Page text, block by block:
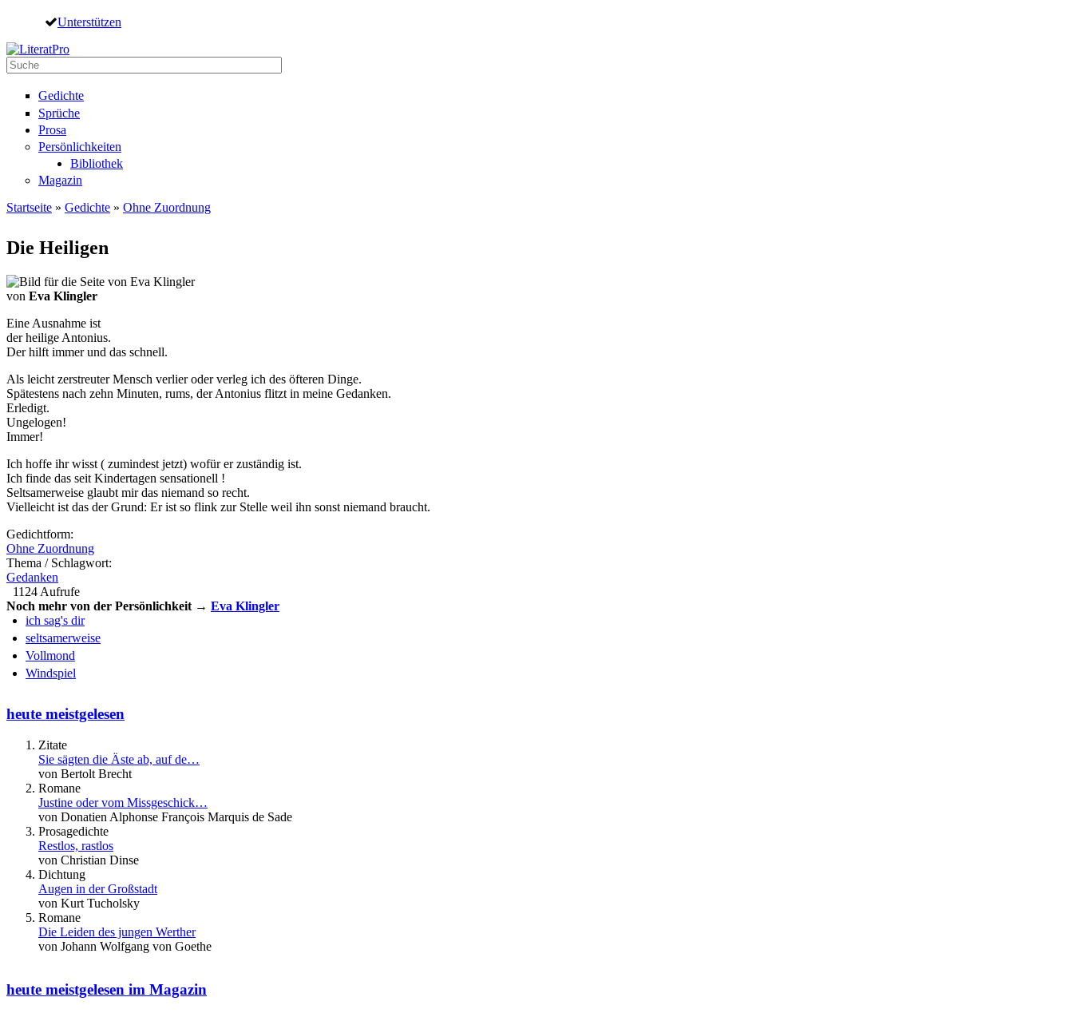
Direkt zum Inhalt
Unterstützen
Suche
Gedichte
Sprüche
Prosa
Persönlichkeiten
Bibliothek
Magazin
Startseite » Gedichte » Ohne Zuordnung
Die Heiligen
von Eva Klingler
Eine Ausnahme ist
der heilige Antonius.
Der hilft immer und das schnell.
Als leicht zerstreuter Mensch verlier oder verleg ich des öfteren Dinge.
Spätestens nach zehn Minuten, rums, der Antonius flitzt in meine Gedanken.
Erledigt.
Ungelogen!
Immer!
Ich hoffe ihr wisst ( zumindest jetzt) wofür er zuständig ist.
Ich finde das seit Kindertagen sensationell !
Seltsamerweise glaubt mir das niemand so recht.
Vielleicht ist das der Grund: Er ist so flink zur Stelle weil ihn sonst niemand braucht.
Gedichtform:
Ohne Zuordnung
Thema / Schlagwort:
Gedanken
1124 Aufrufe
Noch mehr von der Persönlichkeit → Eva Klingler
ich sag's dir
seltsamerweise
Vollmond
Windspiel
heute meistgelesen
Zitate
Sie sägten die Äste ab, auf de…
von Bertolt Brecht
Romane
Justine oder vom Missgeschick…
von Donatien Alphonse François Marquis de Sade
Prosagedichte
Restlos, rastlos
von Christian Dinse
Dichtung
Augen in der Großstadt
von Kurt Tucholsky
Romane
Die Leiden des jungen Werther
von Johann Wolfgang von Goethe
heute meistgelesen im Magazin